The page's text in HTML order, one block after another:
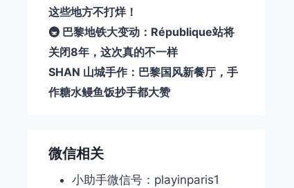
这些地方不打烊！
🚇 巴黎地铁大变动：République站将
关闭8年，这次真的不一样
SHAN 山城手作：巴黎国风新餐厅，手
作糖水鳗鱼饭抄手都大赞
微信相关
小助手微信号：playinparis1